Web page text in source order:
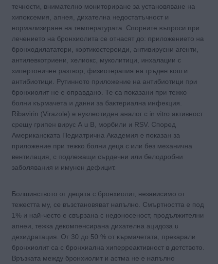
течности, внимателно мониториране за установяване на
хипоксемия, апнея, дихателна недостатъчност и
нормализиране на температурата. Спорните въпроси при
лечението на бронхиолита се отнасят до: приложението на
бронходилататори, кортикocтepoиди, антивирусни агенти,
антилевкотриени, хелиокс, муколитици, инхалации с
хипертоничен разтвор, физиотерапия на гръден кош и
антибиотици. Рутинното приложение на антибиотици при
бронхиолит не е оправдано. Те са показани при тежко
болни кърмачета и данни за бактериална инфекция.
Ribavirin (Virazole) е нуклеотиден аналог с in vitro активност
срещу грипен виpyc А u В, морбили и RSV. Според
Американската Педиатрична Академия е показан за
приложение при тежко болни деца с или без механична
вентилация, с подлежащи сърдечни или белодробни
заболявания и имунен дефицит.
Болшинството от децата с бронхиолит, независимо от
тежестта му, се възстановяват напълно. Смъртността е под
1% и най-често е свързана с недоносеност, продължителни
апнеи, тежка декoмпенсирана дихателна ацидоза u
дexидpaтация. От 30 дo 50 % от кърмачетата, прекарали
бронхиолит са с бронхиална хиперреактивност в детството.
Връзката между бронхиолит и астма не е напълно